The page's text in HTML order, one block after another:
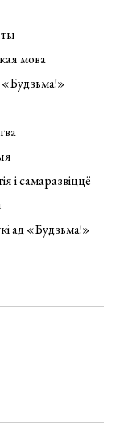
мова
«Будзьма!»
і самаразвіццё
ад «Будзьма!»